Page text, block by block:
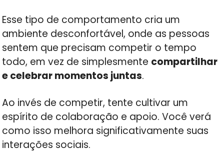
Esse tipo de comportamento cria um
ambiente desconfortável, onde as pessoas
sentem que precisam competir o tempo
todo, em vez de simplesmente compartilhar
e celebrar momentos juntas.
Ao invés de competir, tente cultivar um
espírito de colaboração e apoio. Você verá
como isso melhora significativamente suas
interações sociais.